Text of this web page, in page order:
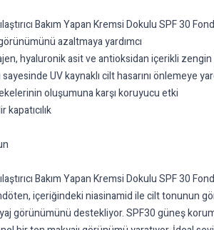
Bakım Yapan Kremsi Dokulu SPF 30
azaltmaya yardımcı
hyaluronik asit ve antioksidan içerikli zengin
UV kaynaklı cilt hasarını önlemeye
oluşumuna karşı koruyucu etki
kapatıcılık
Bakım Yapan Kremsi Dokulu SPF 30
içeriğindeki niasinamid ile cilt tonunun
görünümünü destekliyor. SPF30 güneş